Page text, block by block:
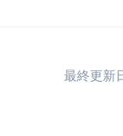
最終更新